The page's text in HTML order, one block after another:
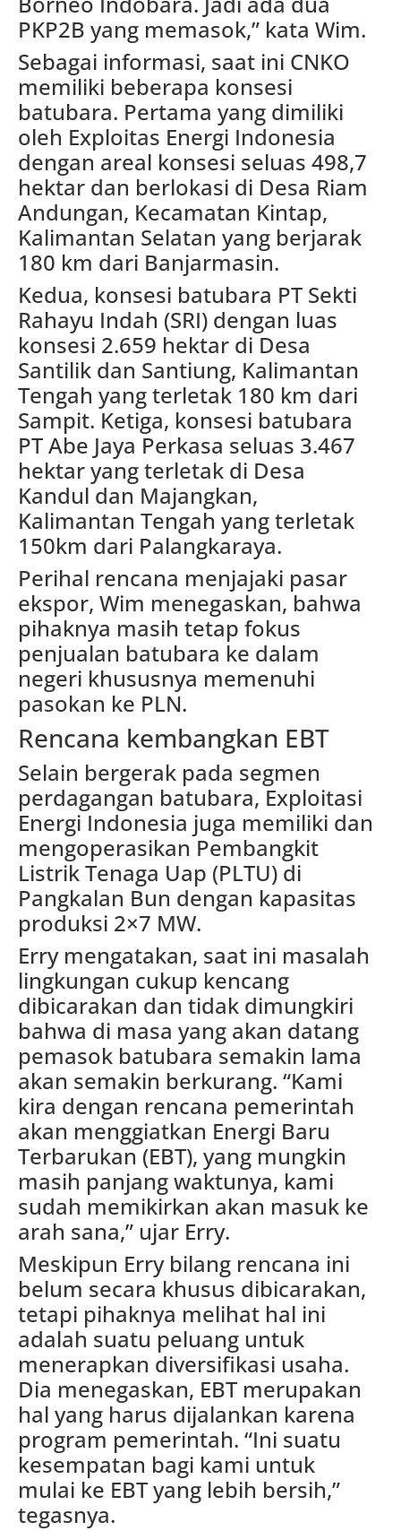
PKP2B yang memasok,” kata Wim.
Sebagai informasi, saat ini CNKO
memiliki beberapa konsesi
batubara. Pertama yang dimiliki
oleh Exploitas Energi Indonesia
dengan areal konsesi seluas 498,7
hektar dan berlokasi di Desa Riam
Andungan, Kecamatan Kintap,
Kalimantan Selatan yang berjarak
180 km dari Banjarmasin.
Kedua, konsesi batubara PT Sekti
Rahayu Indah (SRI) dengan luas
konsesi 2.659 hektar di Desa
Santilik dan Santiung, Kalimantan
Tengah yang terletak 180 km dari
Sampit. Ketiga, konsesi batubara
PT Abe Jaya Perkasa seluas 3.467
hektar yang terletak di Desa
Kandul dan Majangkan,
Kalimantan Tengah yang terletak
150km dari Palangkaraya.
Perihal rencana menjajaki pasar
ekspor, Wim menegaskan, bahwa
pihaknya masih tetap fokus
penjualan batubara ke dalam
negeri khususnya memenuhi
pasokan ke PLN.
Rencana kembangkan EBT
Selain bergerak pada segmen
perdagangan batubara, Exploitasi
Energi Indonesia juga memiliki dan
mengoperasikan Pembangkit
Listrik Tenaga Uap (PLTU) di
Pangkalan Bun dengan kapasitas
produksi 2×7 MW.
Erry mengatakan, saat ini masalah
lingkungan cukup kencang
dibicarakan dan tidak dimungkiri
bahwa di masa yang akan datang
pemasok batubara semakin lama
akan semakin berkurang. “Kami
kira dengan rencana pemerintah
akan menggiatkan Energi Baru
Terbarukan (EBT), yang mungkin
masih panjang waktunya, kami
sudah memikirkan akan masuk ke
arah sana,” ujar Erry.
Meskipun Erry bilang rencana ini
belum secara khusus dibicarakan,
tetapi pihaknya melihat hal ini
adalah suatu peluang untuk
menerapkan diversifikasi usaha.
Dia menegaskan, EBT merupakan
hal yang harus dijalankan karena
program pemerintah. “Ini suatu
kesempatan bagi kami untuk
mulai ke EBT yang lebih bersih,”
tegasnya.